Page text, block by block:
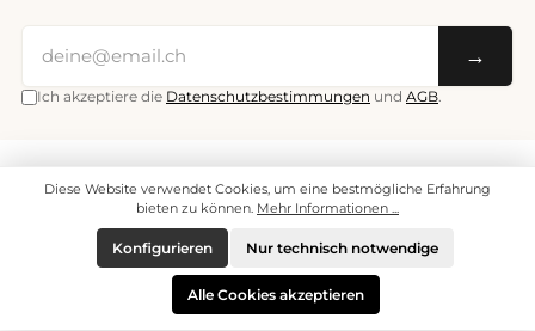
→
Ich akzeptiere die Datenschutzbestimmungen und AGB.
versandkostenfrei.
© 2008 - 2026 enjoymedia.ch - Alle Rechte vorbehalten.
Diese Website verwendet Cookies, um eine bestmögliche Erfahrung
bieten zu können. Mehr Informationen ...
Nur technisch notwendige
Konfigurieren
Alle Cookies akzeptieren